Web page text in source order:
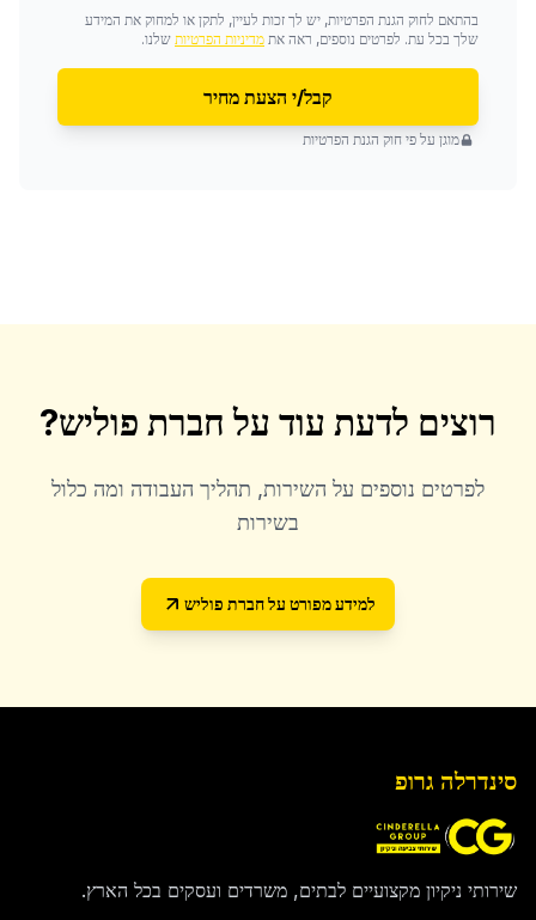
בהתאם לחוק הגנת הפרטיות, יש לך זכות לעיין, לתקן או למחוק את המידע
שלך בכל עת. לפרטים נוספים, ראה את מדיניות הפרטיות שלנו.
קבל/י הצעת מחיר
מוגן על פי חוק הגנת הפרטיות
רוצים לדעת עוד על חברת פוליש?
לפרטים נוספים על השירות, תהליך העבודה ומה כלול
בשירות
למידע מפורט עלחברת פוליש
סינדרלה גרופ
שירותי ניקיון מקצועיים לבתים, משרדים ועסקים בכל הארץ.